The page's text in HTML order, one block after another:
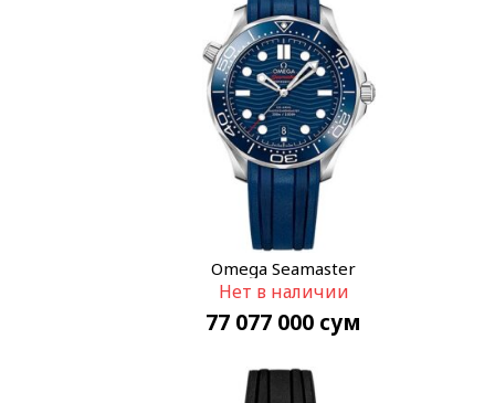
Omega Seamaster
210.32.42.20.03.001
Нет в наличии
77 077 000 сум